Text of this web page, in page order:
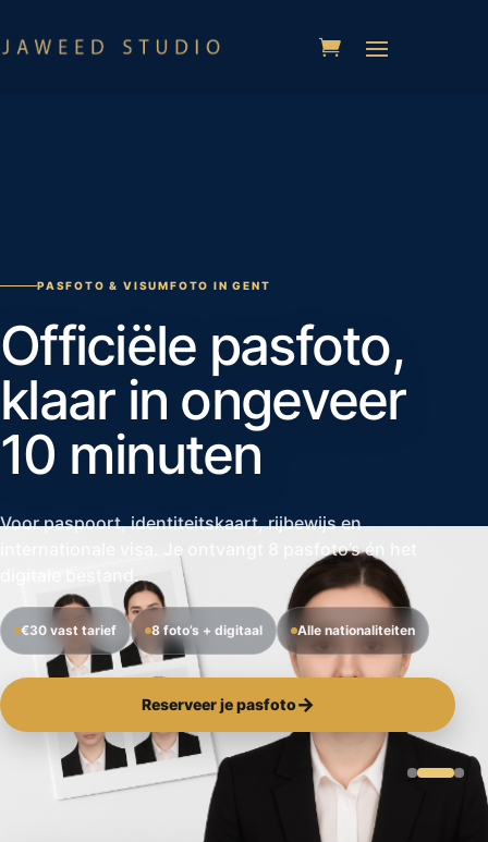
PASFOTO & VISUMFOTO IN GENT
Officiële pasfoto,
klaar in ongeveer
10 minuten
Voor paspoort, identiteitskaart, rijbewijs en
internationale visa. Je ontvangt 8 pasfoto’s én het
digitale bestand.
€30 vast tarief 8 foto’s + digitaal Alle nationaliteiten
Reserveer je pasfoto→